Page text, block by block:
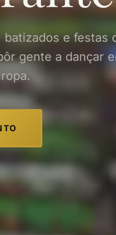
e festas
gente a dançar